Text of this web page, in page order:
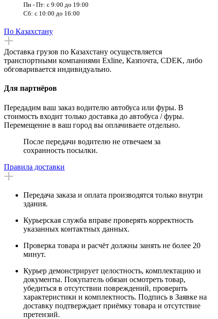
Пн - Пт: с 9:00 до 19:00
Сб: с 10:00 до 16:00
По Казахстану
Доставка грузов по Казахстану осуществляется
транспортными компаниями Exline, Казпочта, CDEK, либо
обговаривается индивидуально.
Для партнёров
Передадим ваш заказ водителю автобуса или фуры. В
стоимость входит только доставка до автобуса / фуры.
Перемещение в ваш город вы оплачиваете отдельно.
После передачи водителю не отвечаем за
сохранность посылки.
Правила доставки
Передача заказа и оплата производятся только внутри
здания.
Курьерская служба вправе проверять корректность
указанных контактных данных.
Проверка товара и расчёт должны занять не более 20
минут.
Курьер демонстрирует целостность, комплектацию и
документы. Покупатель обязан осмотреть товар,
убедиться в отсутствии повреждений, проверить
характеристики и комплектность. Подпись в Заявке на
доставку подтверждает приёмку товара и отсутствие
претензий.